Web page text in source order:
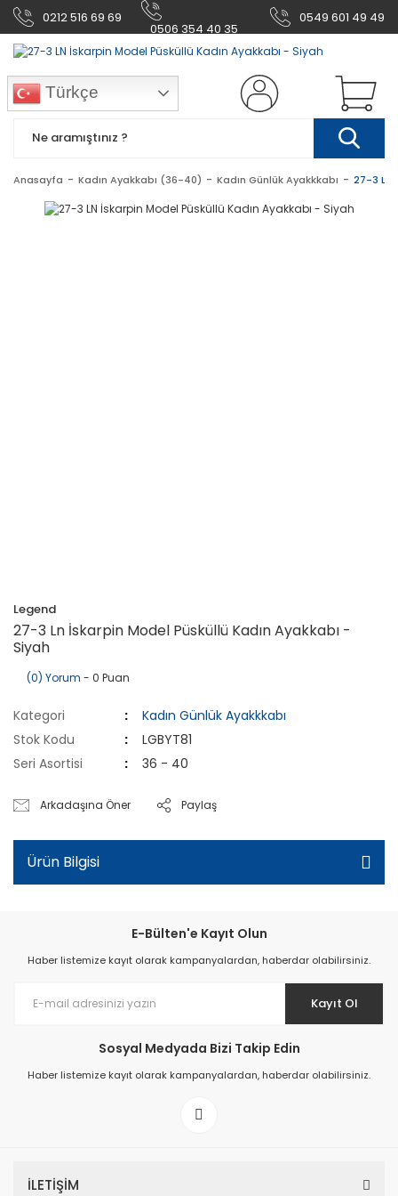
0212 516 69 69
0506 354 40 35
0549 601 49 49
Türkçe
Anasayfa Kadın Ayakkabı (36-40) Kadın Günlük Ayakkkabı 27-3 LN
Legend
27-3 Ln İskarpin Model Püsküllü Kadın Ayakkabı -
Siyah
(0) Yorum - 0 Puan
Kategori
Kadın Günlük Ayakkkabı
Stok Kodu
LGBYT81
Seri Asortisi
36 - 40
Arkadaşına Öner Paylaş
Ürün Bilgisi
E-Bülten'e Kayıt Olun
Haber listemize kayıt olarak kampanyalardan, haberdar olabilirsiniz.
Kayıt Ol
Sosyal Medyada Bizi Takip Edin
Haber listemize kayıt olarak kampanyalardan, haberdar olabilirsiniz.
İLETİŞİM